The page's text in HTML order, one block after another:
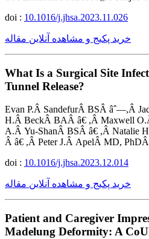
doi : 10.1016/j.jhsa.2023.11.026
خرید پکیج و مشاهده آنلاین مقاله
What Is a Surgical Site
Tunnel Release?
Evan P.Â SandefurÂ BSÂ âˆ—,Â
H.Â BeckÂ BAÂ â€ ,Â Maxwell
A.Â Yu-ShanÂ BSÂ â€ ,Â Natalie
Â â€ ,Â Peter J.Â ApelÂ MD,
doi : 10.1016/j.jhsa.2023.12.014
خرید پکیج و مشاهده آنلاین مقاله
Patient and Caregiver
Madelung Deformity: A